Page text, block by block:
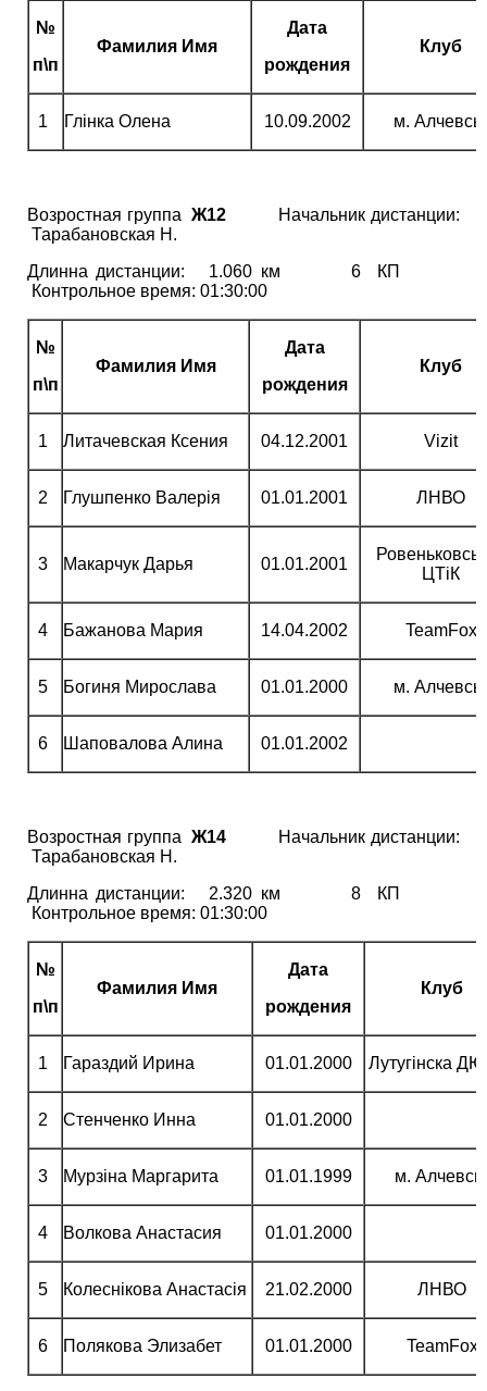
№
п\п
Фамилия Имя
Дата
рождения
Клуб
1 Глінка Олена 10.09.2002 м.
Возростная группаЖ12
Начальник дистанции:
Тарабановская Н.
Длинна дистанции: 1.060 км 6 КП
Контрольное время: 01:30:00
№
п\п
Фамилия Имя
Дата
рождения
Клуб
1 Литачевская Ксения 04.12.2001 Vizit
2 Глушпенко Валерія 01.01.2001 ЛНВО
3 Макарчук Дарья 01.01.2001
ЦТіК
4 Бажанова Мария 14.04.2002 TeamFox
5 Богиня Мирослава 01.01.2000 м.
6 Шаповалова Алина 01.01.2002
Возростная группаЖ14
Начальник дистанции:
Тарабановская Н.
Длинна дистанции: 2.320 км 8 КП
Контрольное время: 01:30:00
№
п\п
Фамилия Имя
Дата
рождения
Клуб
1 Гараздий Ирина 01.01.2000 Лутугінска
2 Стенченко Инна 01.01.2000
3 Мурзіна Маргарита 01.01.1999 м.
4 Волкова Анастасия 01.01.2000
5 Колеснікова Анастасія 21.02.2000 ЛНВО
6 Полякова Элизабет 01.01.2000 TeamFox